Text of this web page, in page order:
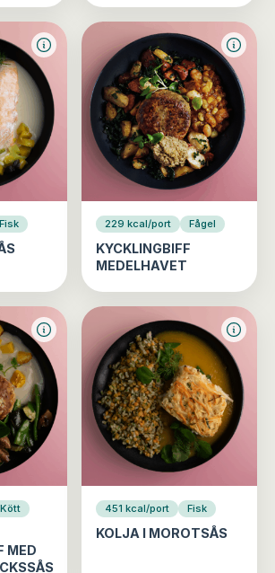
Fisk 229 kcal/port Fågel
KYCKLINGBIFF
MEDELHAVET
Kött
MED
451 kcal/port Fisk
KOLJA I MOROTSÅS